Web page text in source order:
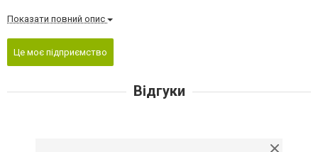
Показати повний опис
Це моє підприємство
Відгуки